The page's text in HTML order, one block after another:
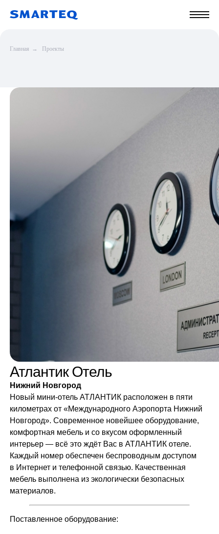
Главная → Проекты
Атлантик Отель
Нижний Новгород
Новый мини-отель АТЛАНТИК расположен в пяти
километрах от «Международного Аэропорта Нижний
Новгород». Современное новейшее оборудование,
комфортная мебель и со вкусом оформленный
интерьер — всё это ждёт Вас в АТЛАНТИК отеле.
Каждый номер обеспечен беспроводным доступом
в Интернет и телефонной связью. Качественная
мебель выполнена из экологически безопасных
материалов.
Поставленное оборудование: